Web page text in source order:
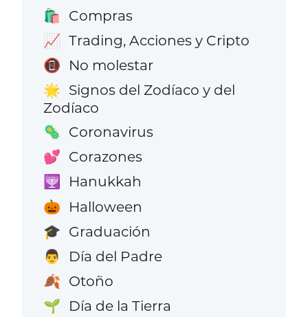
🛍️ Compras
📈 Trading, Acciones y Cripto
📵 No molestar
🌟 Signos del Zodíaco y del
Zodíaco
🦠 Coronavirus
💕 Corazones
🕎 Hanukkah
🎃 Halloween
🎓 Graduación
👨 Día del Padre
🍂 Otoño
🌱 Día de la Tierra